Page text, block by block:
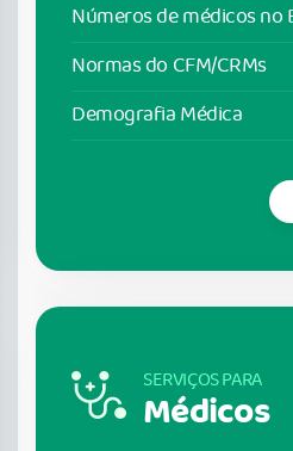
Números de médicos no
Normas do CFM/CRMs
Demografia Médica
SERVIÇOS PARA
Médicos